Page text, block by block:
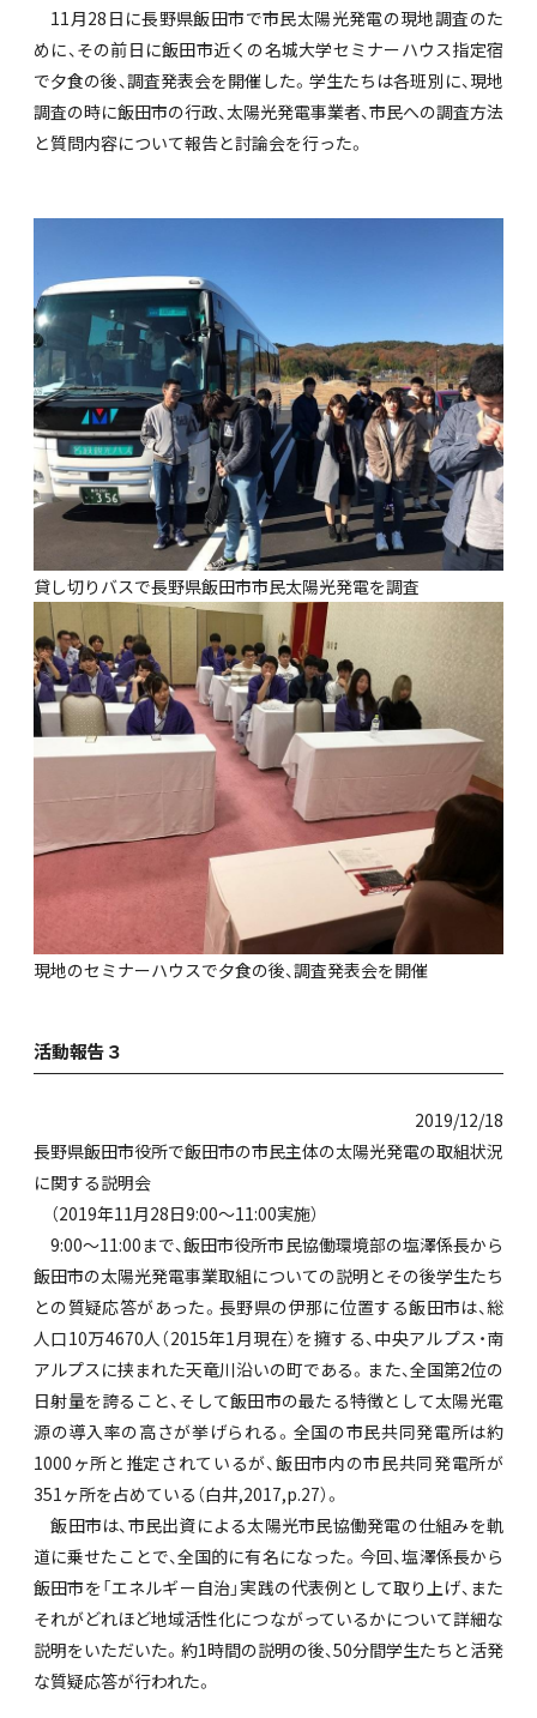
11月28日に長野県飯田市で市民太陽光発電の現地調査のた
めに、その前日に飯田市近くの名城大学セミナーハウス指定宿
で夕食の後、調査発表会を開催した。学生たちは各班別に、現地
調査の時に飯田市の行政、太陽光発電事業者、市民への調査方法
と質問内容について報告と討論会を行った。
貸し切りバスで長野県飯田市市民太陽光発電を調査
現地のセミナーハウスで夕食の後、調査発表会を開催
活動報告３
2019/12/18
長野県飯田市役所で飯田市の市民主体の太陽光発電の取組状況
に関する説明会
（2019年11月28日9:00～11:00実施）
9:00～11:00まで、飯田市役所市民協働環境部の塩澤係長から
飯田市の太陽光発電事業取組についての説明とその後学生たち
との質疑応答があった。長野県の伊那に位置する飯田市は、総
人口10万4670人（2015年1月現在）を擁する、中央アルプス・南
アルプスに挟まれた天竜川沿いの町である。また、全国第2位の
日射量を誇ること、そして飯田市の最たる特徴として太陽光電
源の導入率の高さが挙げられる。全国の市民共同発電所は約
1000ヶ所と推定されているが、飯田市内の市民共同発電所が
351ヶ所を占めている（白井,2017,p.27）。
飯田市は、市民出資による太陽光市民協働発電の仕組みを軌
道に乗せたことで、全国的に有名になった。今回、塩澤係長から
飯田市を「エネルギー自治」実践の代表例として取り上げ、また
それがどれほど地域活性化につながっているかについて詳細な
説明をいただいた。約1時間の説明の後、50分間学生たちと活発
な質疑応答が行われた。